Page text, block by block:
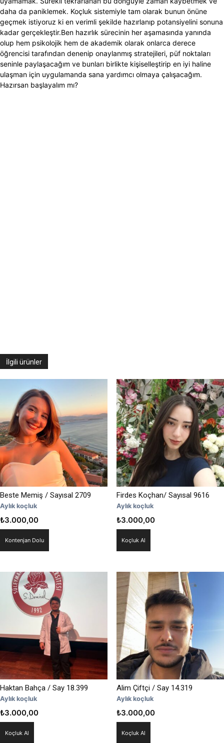
daha da paniklemek. Koçluk sistemiyle tam olarak bunun önüne
geçmek istiyoruz ki en verimli şekilde hazırlanıp potansiyelini sonuna
kadar gerçekleştir.Ben hazırlık sürecinin her aşamasında yanında
olup hem psikolojik hem de akademik olarak onlarca derece
öğrencisi tarafından denenip onaylanmış stratejileri, püf noktaları
seninle paylaşacağım ve bunları birlikte kişiselleştirip en iyi haline
ulaşman için uygulamanda sana yardımcı olmaya çalışacağım.
Hazırsan başlayalım mı?
İlgili ürünler
Beste Memiş / Sayısal 2709
Aylık koçluk
₺3.000,00
Kontenjan Dolu
Firdes Koçhan/ Sayısal 9616
Aylık koçluk
₺3.000,00
Koçluk Al
Haktan Bahça / Say 18.399
Aylık koçluk
₺3.000,00
Koçluk Al
Alim Çiftçi / Say 14.319
Aylık koçluk
₺3.000,00
Koçluk Al